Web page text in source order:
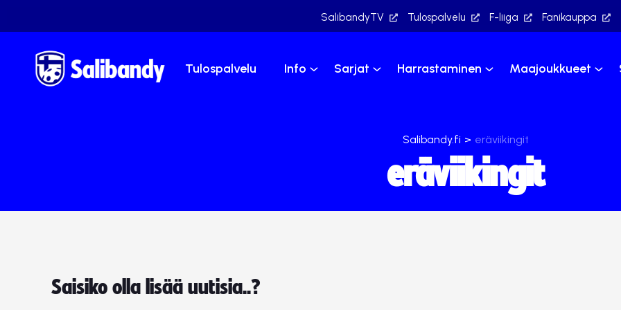
SalibandyTV Tulospalvelu F-liiga Fanikauppa
Tulospalvelu Info Sarjat Harrastaminen Maajoukkueet
Salibandy.fi > eräviikingit
eräviikingit
Saisiko olla lisää uutisia..?